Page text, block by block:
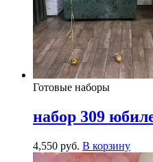
Готовые наборы
набор 309
4,550 руб. В корзину